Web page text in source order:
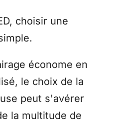
choisir une
économe en
le choix de la
peut s'avérer
la multitude de